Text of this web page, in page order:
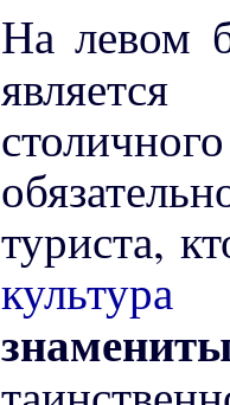
На левом
туриста,